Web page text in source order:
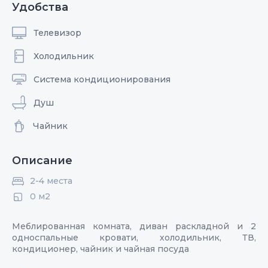
Удобства
Телевизор
Холодильник
Система кондиционирования
Душ
Чайник
Описание
2-4 места
0 м2
Меблированная комната, диван раскладной и 2
односпальные кровати, холодильник, ТВ,
кондиционер, чайник и чайная посуда